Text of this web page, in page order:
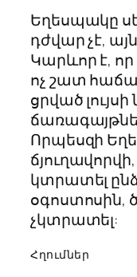
Եղեսպակը
դժվար չէ,
Կարևոր է,
ոչ շատ
ցրված
Որպեսզի
կտրատել
օգոստոսին,
չկտրատել:
Հղումներ